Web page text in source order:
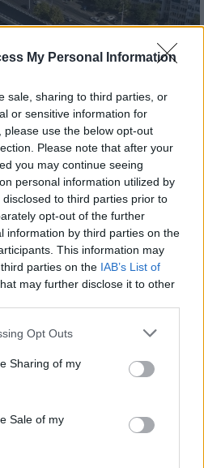
My Personal Information
sale, sharing to third parties, or
or sensitive information for
use the below opt-out
Please note that after your
you may continue seeing
personal information utilized by
to third parties prior to
opt-out of the further
information by third parties on the
This information may
parties on the IAB’s List of
may further disclose it to other
app uses one or more Google
behaviour. You may click to
and its third-party tags to
purposes in below Google
Opt Outs
Sharing of my
Sale of my
Mérnöki Tervező Zrt.
indult be a Flórián téri
kihívás elé állítja a KM Építőt,
halad az aszfaltozás.
Mit jelent az 5. blokk új
a felülvizsgálat
lévő logisztikai bázis út- és
fél évszázados vezetéken
vízellátása